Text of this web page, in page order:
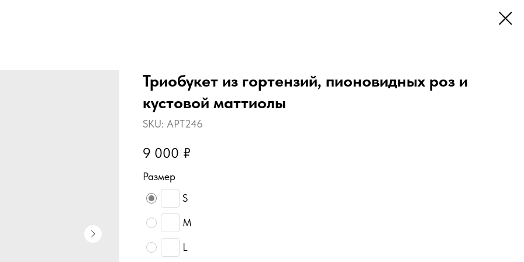
Триобукет из гортензий, пионовидных роз и
кустовой маттиолы
SKU: АРТ246
9 000 ₽
Размер
S
М
L